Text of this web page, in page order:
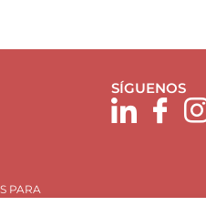
PARA
SÍGUENOS